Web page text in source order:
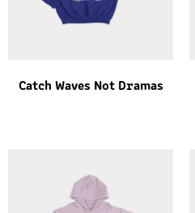
Catch Waves Not Dramas